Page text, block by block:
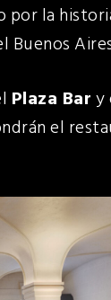
la
Buenos
Plaza Bary
el